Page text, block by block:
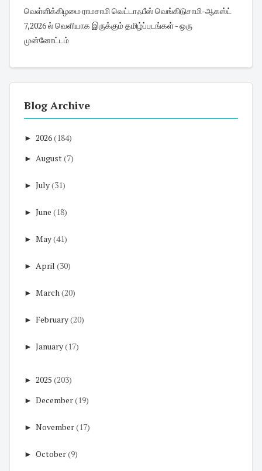
வெள்ளிக்கிழமை ராமசாமி வெட்டாஃபீஸ் வெங்கிடுசாமி-ஆகஸ்ட்
7,2026 ல் வெளியாக இருக்கும் தமிழ்ப்படங்கள் - ஒரு
முன்னோட்டம்
Blog Archive
► 2026(184)
► August(7)
► July(31)
► June (18)
► May(41)
► April (30)
► March(20)
► February(20)
► January(17)
► 2025 (203)
► December(19)
► November(17)
► October(9)